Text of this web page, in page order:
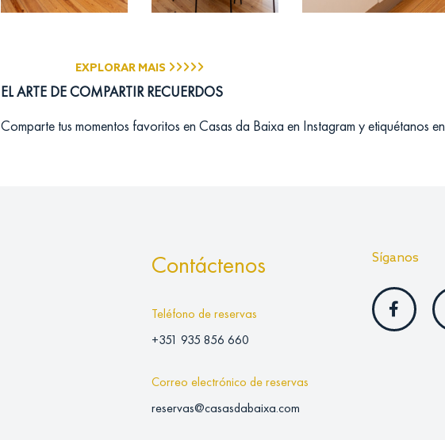
EXPLORAR MAIS
EL ARTE DE COMPARTIR RECUERDOS
Comparte tus momentos favoritos en Casas da Baixa en Instagram y etiquétanos en
Contáctenos
Teléfono de reservas
+351 935 856 660
Correo electrónico de reservas
reservas@casasdabaixa.com
Síganos